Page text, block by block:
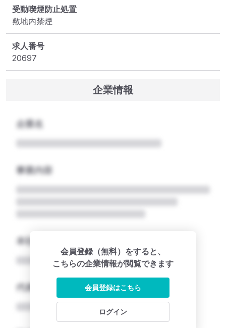
受動喫煙防止処置
敷地内禁煙
求人番号
20697
企業情報
企業名
事業内容
本社所在地名
代表者
会員登録（無料）をすると、
こちらの企業情報が閲覧できます
会員登録はこちら
ログイン